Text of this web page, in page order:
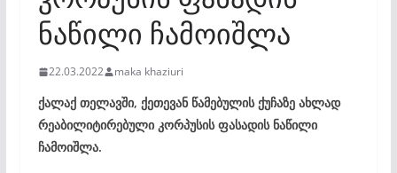
ნაწილი ჩამოიშლა
22.03.2022 maka khaziuri
ქალაქ თელავში, ქეთევან წამებულის ქუჩაზე ახლად
რეაბილიტირებული კორპუსის ფასადის ნაწილი
ჩამოიშლა.